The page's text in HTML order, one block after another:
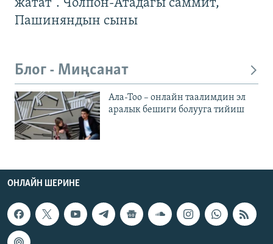
жатат". Чолпон-Атадагы саммит,
Пашиняндын сыны
Блог - Миңсанат
Ала-Тоо – онлайн таалимдин эл
аралык бешиги болууга тийиш
ОНЛАЙН ШЕРИНЕ